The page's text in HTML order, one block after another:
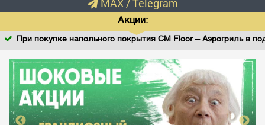
ГЛАВНАЯ
MAX/Telegram
Акции:
При покупке напольного покрытия CM Floor – Аэрогриль в